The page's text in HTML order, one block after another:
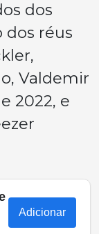
dos
dos réus
Valdemir
2022, e
Adicionar